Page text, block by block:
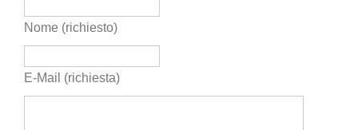
Nome (richiesto)
E-Mail (richiesta)